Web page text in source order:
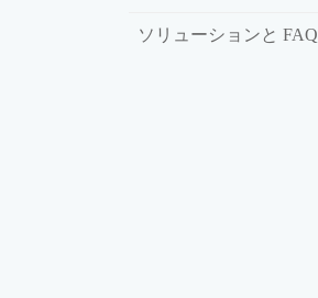
ソリューションと FAQ